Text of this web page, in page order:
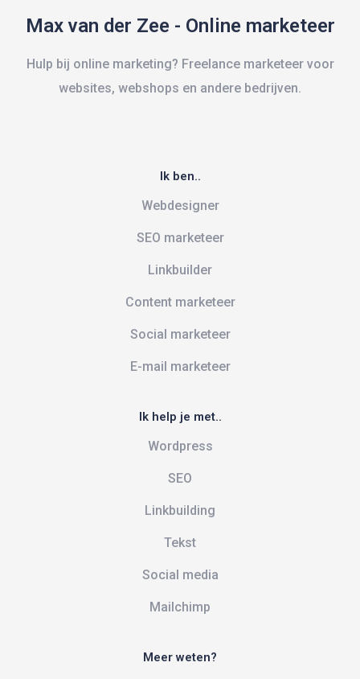
Max van der Zee - Online marketeer
Hulp bij online marketing? Freelance marketeer voor
websites, webshops en andere bedrijven.
Ik ben..
Webdesigner
SEO marketeer
Linkbuilder
Content marketeer
Social marketeer
E-mail marketeer
Ik help je met..
Wordpress
SEO
Linkbuilding
Tekst
Social media
Mailchimp
Meer weten?